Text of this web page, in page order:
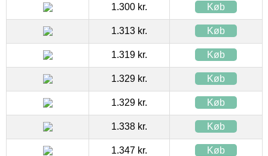
1.300 kr. Køb
1.313 kr. Køb
1.319 kr. Køb
1.329 kr. Køb
1.329 kr. Køb
1.338 kr. Køb
1.347 kr. Køb